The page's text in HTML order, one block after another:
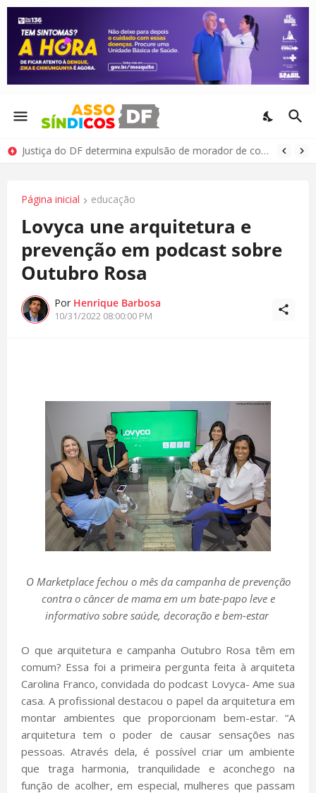
Justiça do DF determina expulsão de morador de condomínio por comportamento antissocial
Página inicial educação
Lovyca une arquitetura e
prevenção em podcast sobre
Outubro Rosa
Por Henrique Barbosa
10/31/2022 08:00:00 PM
O Marketplace fechou o mês da campanha de prevenção
contra o câncer de mama em um bate-papo leve e
informativo sobre saúde, decoração e bem-estar
O que arquitetura e campanha Outubro Rosa têm em
comum? Essa foi a primeira pergunta feita à arquiteta
Carolina Franco, convidada do podcast Lovyca- Ame sua
casa. A profissional destacou o papel da arquitetura em
montar ambientes que proporcionam bem-estar. “A
arquitetura tem o poder de causar sensações nas
pessoas. Através dela, é possível criar um ambiente
que traga harmonia, tranquilidade e aconchego na
função de acolher, em especial, mulheres que passam